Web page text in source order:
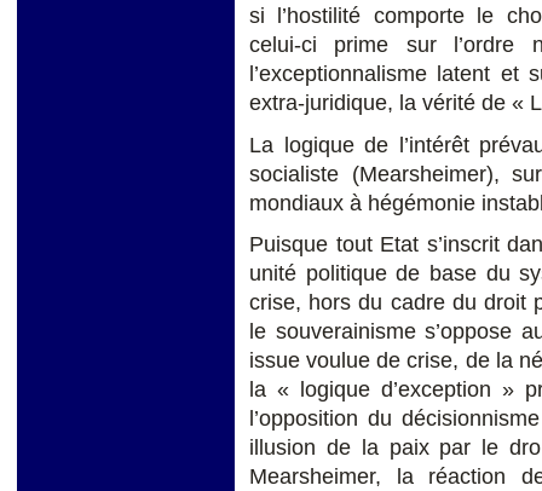
si l’hostilité comporte le
celui-ci prime sur l’ordre
l’exceptionnalisme latent
extra-juridique, la vérité de «
La logique de l’intérêt
socialiste (Mearsheimer),
mondiaux à hégémonie
Puisque tout Etat s’inscrit
unité politique de base du
crise, hors du cadre du droit
le souverainisme s’oppose
issue voulue de crise, de la
la « logique d’exception »
l’opposition du
illusion de la paix par le
Mearsheimer, la réaction